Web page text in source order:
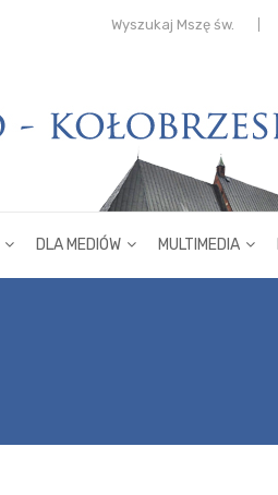
Wyszukaj Mszę św.
DLA MEDIÓW MULTIMEDIA